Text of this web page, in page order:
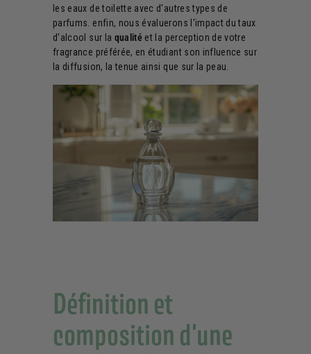
les eaux de toilette avec d'autres types de
parfums. enfin, nous évaluerons l'impact du taux
d'alcool sur la qualité et la perception de votre
fragrance préférée, en étudiant son influence sur
la diffusion, la tenue ainsi que sur la peau.
Définition et
composition d'une